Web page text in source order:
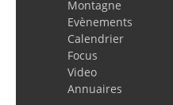
Montagne
Evènements
Calendrier
Focus
Video
Annuaires